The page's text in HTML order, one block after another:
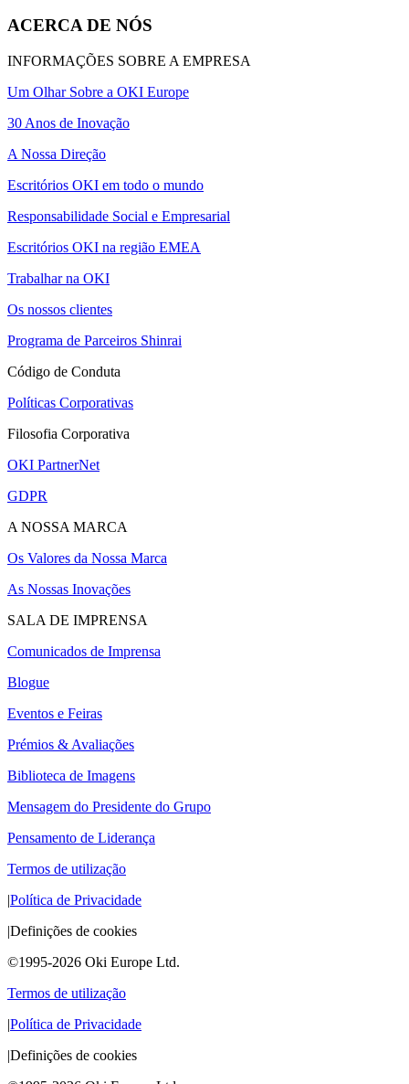
ACERCA DE NÓS
INFORMAÇÕES SOBRE A EMPRESA
Um Olhar Sobre a OKI Europe
30 Anos de Inovação
A Nossa Direção
Escritórios OKI em todo o mundo
Responsabilidade Social e Empresarial
Escritórios OKI na região EMEA
Trabalhar na OKI
Os nossos clientes
Programa de Parceiros Shinrai
Código de Conduta
Políticas Corporativas
Filosofia Corporativa
OKI PartnerNet
GDPR
A NOSSA MARCA
Os Valores da Nossa Marca
As Nossas Inovações
SALA DE IMPRENSA
Comunicados de Imprensa
Blogue
Eventos e Feiras
Prémios & Avaliações
Biblioteca de Imagens
Mensagem do Presidente do Grupo
Pensamento de Liderança
Termos de utilização
|Política de Privacidade
|Definições de cookies
©1995-2026 Oki Europe Ltd.
Termos de utilização
|Política de Privacidade
|Definições de cookies